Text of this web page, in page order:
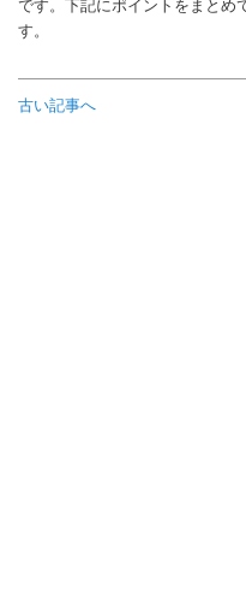
す。
古い記事へ